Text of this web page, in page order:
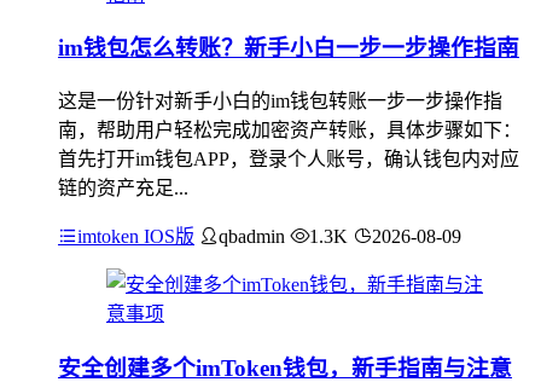
im钱包怎么转账？新手小白一步一步操作指南
这是一份针对新手小白的im钱包转账一步一步操作指
南，帮助用户轻松完成加密资产转账，具体步骤如下：
首先打开im钱包APP，登录个人账号，确认钱包内对应
链的资产充足...
imtoken IOS版 qbadmin 1.3K 2026-08-09
安全创建多个imToken钱包，新手指南与注意